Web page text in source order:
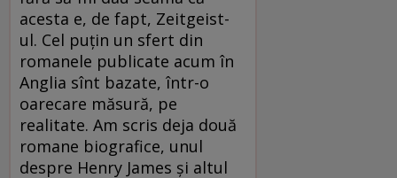
acesta e, de fapt, Zeitgeist-
ul. Cel puţin un sfert din
romanele publicate acum în
Anglia sînt bazate, într-o
oarecare măsură, pe
realitate. Am scris deja două
romane biografice, unul
despre Henry James şi altul